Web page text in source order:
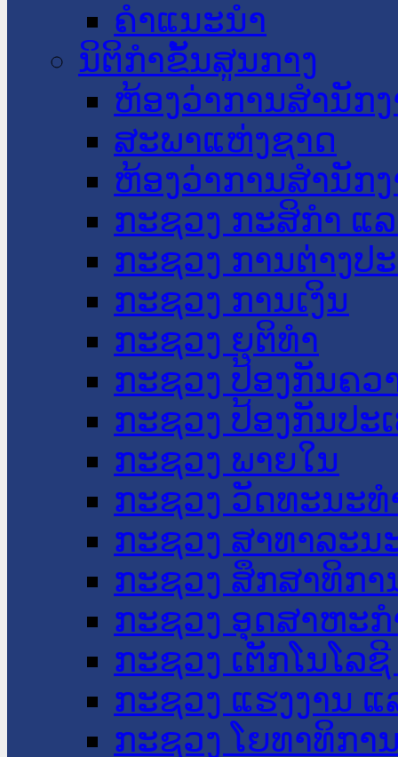
ຄໍາແນະນໍາ
ນິຕິກໍາຂັ້ນສູນກາງ
ຫ້ອງວ່າການສໍານັກ
ສະພາແຫ່ງຊາດ
ຫ້ອງວ່າການສຳນັກ
ກະຊວງ ກະສິກຳ ແ
ກະຊວງ ການຕ່າງປ
ກະຊວງ ການເງິນ
ກະຊວງ ຍຸຕິທໍາ
ກະຊວງ ປ້ອງກັນຄວ
ກະຊວງ ປ້ອງກັນປະ
ກະຊວງ ພາຍໃນ
ກະຊວງ ວັດທະນະ
ກະຊວງ ສາທາລະນ
ກະຊວງ ສຶກສາທິກາ
ກະຊວງ ອຸດສາຫະ
ກະຊວງ ເຕັກໂນໂລ
ກະຊວງ ແຮງງານ
ກະຊວງ ໂຍທາທິກາ